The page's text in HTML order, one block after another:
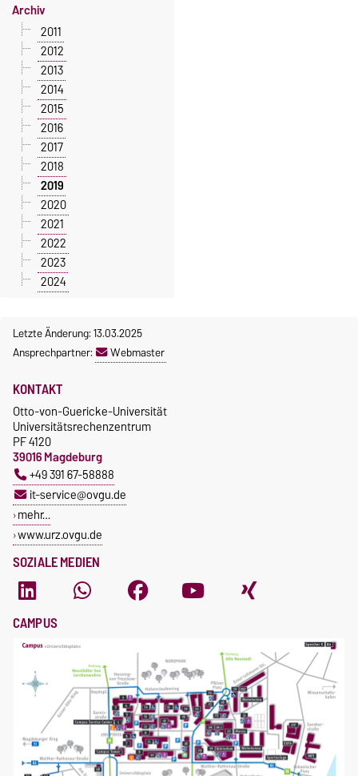
Archiv
2011
2012
2013
2014
2015
2016
2017
2018
2019
2020
2021
2022
2023
2024
Letzte Änderung: 13.03.2025
Ansprechpartner:
Webmaster
SOZIALE MEDIEN
KONTAKT
Otto-von-Guericke-Universität
Universitätsrechenzentrum
PF 4120
39016 Magdeburg
+49 391 67-58888
it-service@ovgu.de
mehr…
www.urz.ovgu.de
CAMPUS